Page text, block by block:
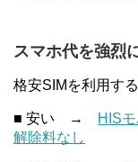
スマホ代を強烈
格安SIMを利用す
■ 安い →
HIS
解除料なし